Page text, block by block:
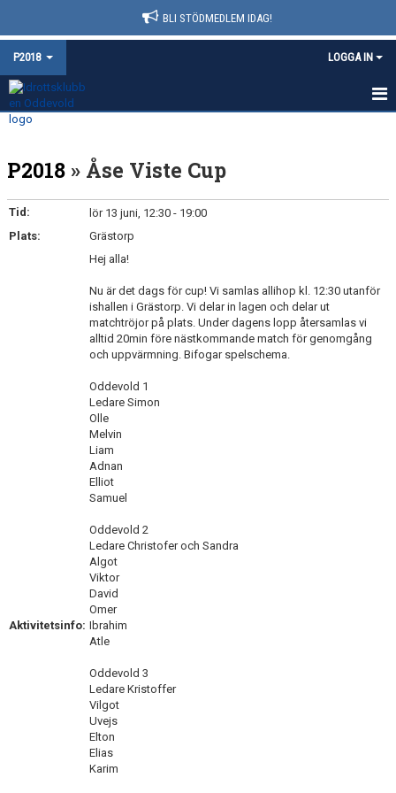
BLI STÖDMEDLEM IDAG!
P2018 LOGGA IN
HEM
NYHETER
KALENDER
MATCHER
P2018 » Åse Viste Cup
Tid:
lör 13 juni, 12:30 - 19:00
Plats:
Grästorp
Aktivitetsinfo:
Hej alla!
Nu är det dags för cup! Vi samlas allihop kl. 12:30 utanför
ishallen i Grästorp. Vi delar in lagen och delar ut
matchtröjor på plats. Under dagens lopp återsamlas vi
alltid 20min före nästkommande match för genomgång
och uppvärmning. Bifogar spelschema.
Oddevold 1
Ledare Simon
Olle
Melvin
Liam
Adnan
Elliot
Samuel
Oddevold 2
Ledare Christofer och Sandra
Algot
Viktor
David
Omer
Ibrahim
Atle
Oddevold 3
Ledare Kristoffer
Vilgot
Uvejs
Elton
Elias
Karim